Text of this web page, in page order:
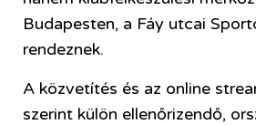
Budapesten, a Fáy utcai
rendeznek.
A közvetítés és az online
szerint külön ellenőrizendő,